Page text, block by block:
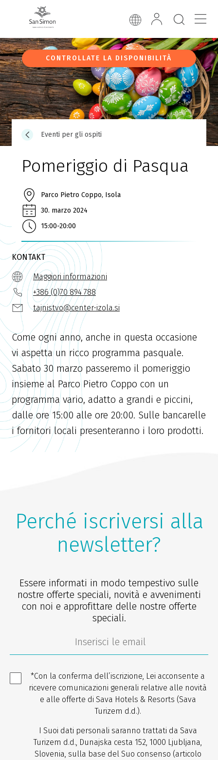
CONTROLLATE LA DISPONIBILITÀ
Eventi per gli ospiti
Pomeriggio di Pasqua
Parco Pietro Coppo, Isola
30. marzo 2024
15:00-20:00
KONTAKT
Maggiori informazioni
+386 (0)70 894 788
tajnistvo@center-izola.si
Come ogni anno, anche in questa occasione
vi aspetta un ricco programma pasquale.
Sabato 30 marzo passeremo il pomeriggio
insieme al Parco Pietro Coppo con un
programma vario, adatto a grandi e piccini,
dalle ore 15:00 alle ore 20:00. Sulle bancarelle
i fornitori locali presenteranno i loro prodotti.
Perché iscriversi alla
newsletter?
Essere informati in modo tempestivo sulle
nostre offerte speciali, novità e avvenimenti
con noi e approfittare delle nostre offerte
speciali.
*Con la conferma dell’iscrizione, Lei acconsente a
ricevere comunicazioni generali relative alle novità
e alle offerte di Sava Hotels & Resorts (Sava
Turizem d.d.).
I Suoi dati personali saranno trattati da Sava
Turizem d.d., Dunajska cesta 152, 1000 Ljubljana,
Slovenia, sulla base del Suo consenso (articolo